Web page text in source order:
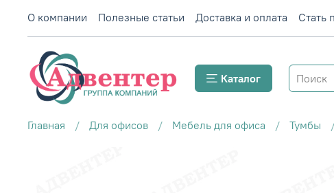
О компании Полезные статьи Доставка и оплата Стать
Каталог
Главная Для офисов Мебель для офиса Тумбы